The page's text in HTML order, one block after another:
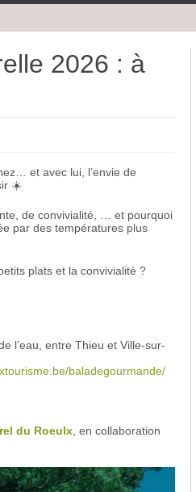
2026 : à
et avec lui, l’envie de
☀️
de convivialité, … et pourquoi
par des températures plus
plats et la convivialité ?
l’eau, entre Thieu et Ville-sur-
baladegourmande/
du Roeulx , en collaboration